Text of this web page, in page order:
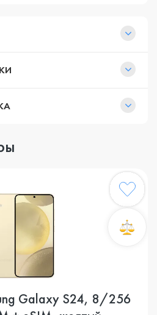
Galaxy S24, 8/256